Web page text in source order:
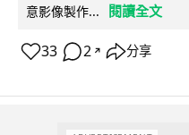
意影像製作...
閱讀全文
33 2 ↗ 分享